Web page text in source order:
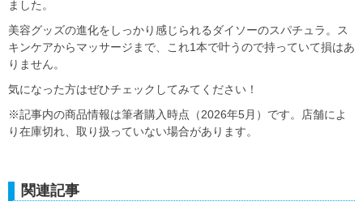
ました。
美容グッズの進化をしっかり感じられるダイソーのスパチュラ。ス
キンケアからマッサージまで、これ1本で叶うので持っていて損はあ
りません。
気になった方はぜひチェックしてみてください！
※記事内の商品情報は筆者購入時点（2026年5月）です。店舗によ
り在庫切れ、取り扱っていない場合があります。
関連記事